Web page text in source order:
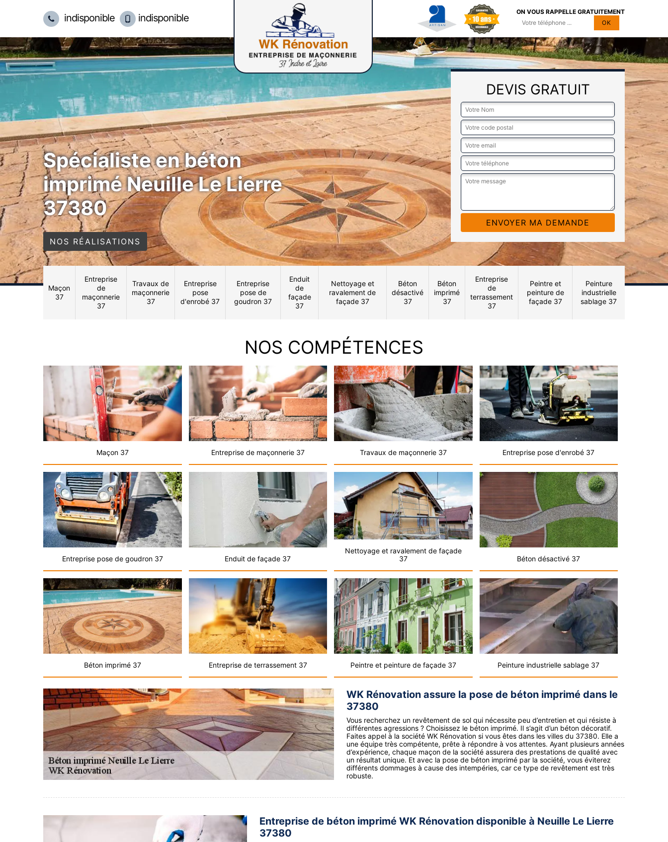
indisponible indisponible
ON VOUS RAPPELLE GRATUITEMENT
Spécialiste en béton
imprimé Neuille Le Lierre
37380
NOS RÉALISATIONS
DEVIS GRATUIT
Maçon
37
Entreprise
de
maçonnerie
37
Travaux de
maçonnerie
37
Entreprise
pose
d'enrobé 37
Entreprise
pose de
goudron 37
Enduit
de
façade
37
Nettoyage et
ravalement de
façade 37
Béton
désactivé
37
Béton
imprimé
37
Entreprise
de
terrassement
37
Peintre et
peinture de
façade 37
Peinture
industrielle
sablage 37
NOS COMPÉTENCES
Maçon 37 Entreprise de maçonnerie 37 Travaux de maçonnerie 37 Entreprise pose d'enrobé 37
Entreprise pose de goudron 37 Enduit de façade 37
Nettoyage et ravalement de façade
37
Béton désactivé 37
Béton imprimé 37 Entreprise de terrassement 37 Peintre et peinture de façade 37 Peinture industrielle sablage 37
WK Rénovation assure la pose de béton imprimé dans le
37380
Vous recherchez un revêtement de sol qui nécessite peu d’entretien et qui résiste à
différentes agressions ? Choisissez le béton imprimé. Il s’agit d’un béton décoratif.
Faites appel à la société WK Rénovation si vous êtes dans les villes du 37380. Elle a
une équipe très compétente, prête à répondre à vos attentes. Ayant plusieurs années
d’expérience, chaque maçon de la société assurera des prestations de qualité avec
un résultat unique. Et avec la pose de béton imprimé par la société, vous éviterez
différents dommages à cause des intempéries, car ce type de revêtement est très
robuste.
Entreprise de béton imprimé WK Rénovation disponible à Neuille Le Lierre
37380